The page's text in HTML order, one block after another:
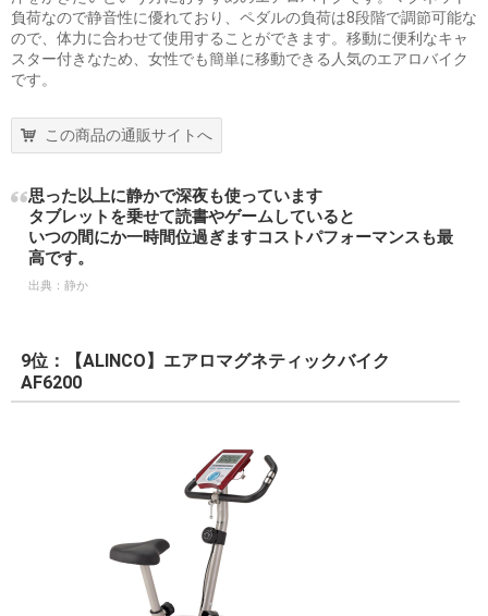
負荷なので静音性に優れており、ペダルの負荷は8段階で調節可能な
ので、体力に合わせて使用することができます。移動に便利なキャ
スター付きなため、女性でも簡単に移動できる人気のエアロバイク
です。
この商品の通販サイトへ
思った以上に静かで深夜も使っています
タブレットを乗せて読書やゲームしていると
いつの間にか一時間位過ぎますコストパフォーマンスも最
高です。
出典： 静か
9位：【ALINCO】エアロマグネティックバイク
AF6200